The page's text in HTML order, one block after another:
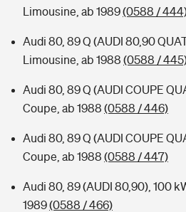
Limousine, ab 1989(0588 /
Audi 80, 89 Q (AUDI 80,90
Limousine, ab 1988 (0588 /
Audi 80, 89 Q (AUDI COUPE
Coupe, ab 1988 (0588 / 446)
Audi 80, 89 Q (AUDI COUPE
Coupe, ab 1988 (0588 / 447)
Audi 80, 89 (AUDI 80,90), 100
1989(0588 / 466)